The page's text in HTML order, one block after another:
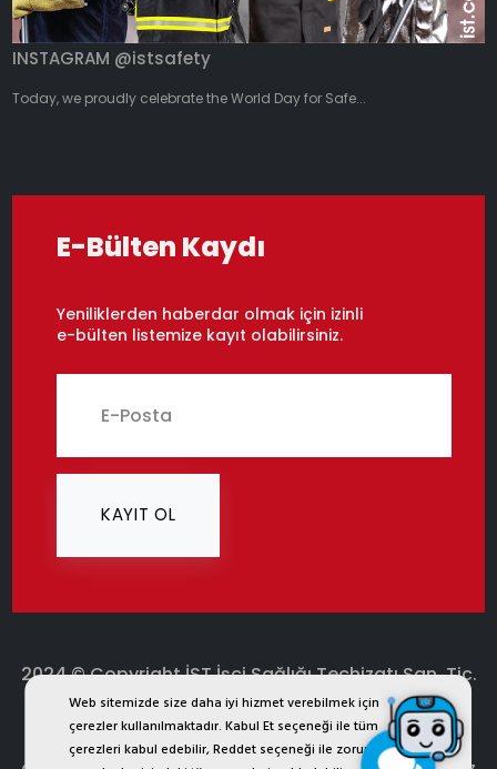
Web sitemizde size daha iyi hizmet verebilmek için
çerezler kullanılmaktadır. Kabul Et seçeneği ile tüm
çerezleri kabul edebilir, Reddet seçeneği ile zorunlu
INSTAGRAM @istsafety
Today, we proudly celebrate the World Day for Safe...
E-Bülten Kaydı
Yeniliklerden haberdar olmak için izinli
e-bülten listemize kayıt olabilirsiniz.
KAYIT OL
2024 © Copyright İST İşçi Sağlığı Teçhizatı San. Tic.
Ltd. Şti.
ist.com.tr internet sitesinde yer alan bütün görsel, yazı,